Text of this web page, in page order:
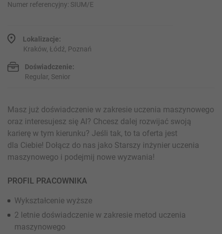
Numer referencyjny: SIUM/E
Lokalizacje:
Kraków, Łódź, Poznań
Doświadczenie:
Regular, Senior
Masz już doświadczenie w zakresie uczenia maszynowego
oraz interesujesz się AI? Chcesz dalej rozwijać swoją
karierę w tym kierunku? Jeśli tak, to ta oferta jest
dla Ciebie! Dołącz do nas jako Starszy inżynier uczenia
maszynowego i podejmij nowe wyzwania!
PROFIL PRACOWNIKA
Wykształcenie wyższe
2 letnie doświadczenie w zakresie metod uczenia
maszynowego